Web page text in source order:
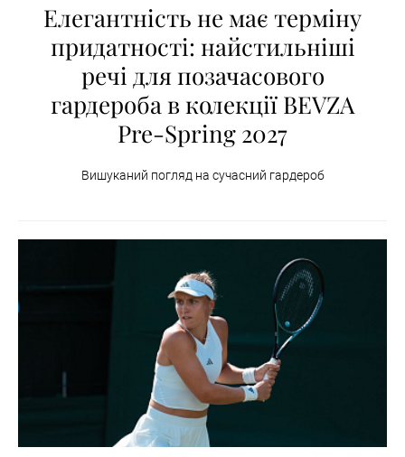
Елегантність не має терміну
придатності: найстильніші
речі для позачасового
гардероба в колекції BEVZA
Pre-Spring 2027
Вишуканий погляд на сучасний гардероб